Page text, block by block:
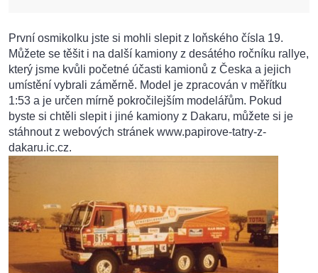
První osmikolku jste si mohli slepit z loňského čísla 19.
Můžete se těšit i na další kamiony z desátého ročníku rallye,
který jsme kvůli početné účasti kamionů z Česka a jejich
umístění vybrali záměrně. Model je zpracován v měřítku
1:53 a je určen mírně pokročilejším modelářům. Pokud
byste si chtěli slepit i jiné kamiony z Dakaru, můžete si je
stáhnout z webových stránek www.papirove-tatry-z-
dakaru.ic.cz.